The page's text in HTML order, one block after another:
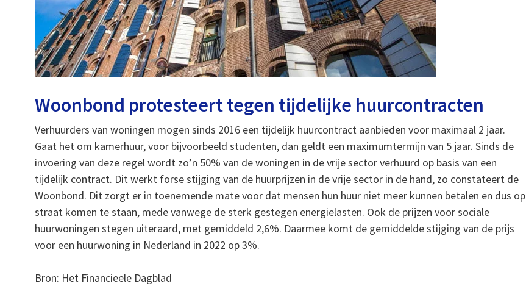
Woonbond protesteert tegen tijdelijke huurcontracten
Verhuurders van woningen mogen sinds 2016 een tijdelijk huurcontract aanbieden voor maximaal 2 jaar.
Gaat het om kamerhuur, voor bijvoorbeeld studenten, dan geldt een maximumtermijn van 5 jaar. Sinds de
invoering van deze regel wordt zo’n 50% van de woningen in de vrije sector verhuurd op basis van een
tijdelijk contract. Dit werkt forse stijging van de huurprijzen in de vrije sector in de hand, zo constateert de
Woonbond. Dit zorgt er in toenemende mate voor dat mensen hun huur niet meer kunnen betalen en dus op
straat komen te staan, mede vanwege de sterk gestegen energielasten. Ook de prijzen voor sociale
huurwoningen stegen uiteraard, met gemiddeld 2,6%. Daarmee komt de gemiddelde stijging van de prijs
voor een huurwoning in Nederland in 2022 op 3%.
Bron: Het Financieele Dagblad